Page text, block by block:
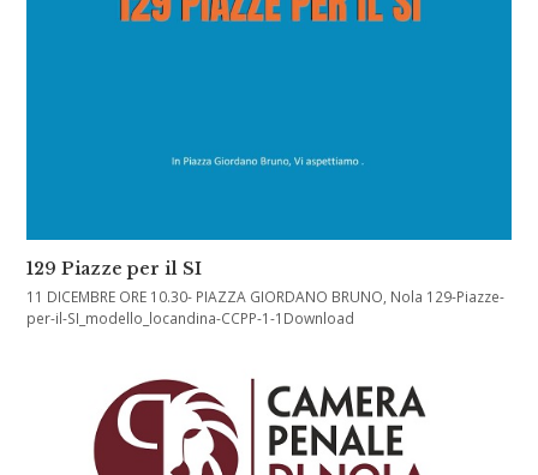
129 Piazze per il SI
11 DICEMBRE ORE 10.30- PIAZZA GIORDANO BRUNO, Nola 129-Piazze-
per-il-SI_modello_locandina-CCPP-1-1Download